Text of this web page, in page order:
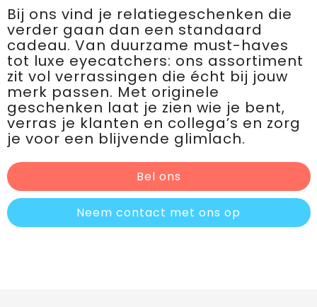
Bij ons vind je relatiegeschenken die
verder gaan dan een standaard
cadeau. Van duurzame must-haves
tot luxe eyecatchers: ons assortiment
zit vol verrassingen die écht bij jouw
merk passen. Met originele
geschenken laat je zien wie je bent,
verras je klanten en collega’s en zorg
je voor een blijvende glimlach.
Bel ons
Neem contact met ons op